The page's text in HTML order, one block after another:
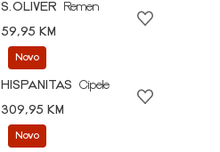
S.OLIVER
Remen
59,95 KM
Novo
HISPANITAS
Cipele
309,95 KM
Novo